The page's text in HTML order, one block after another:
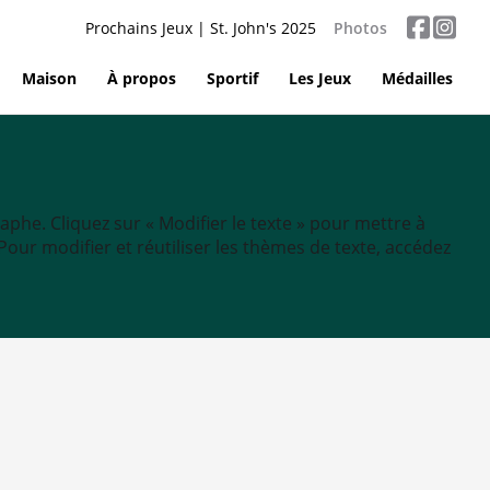
Prochains Jeux | St. John's 2025 Photos
Maison À propos Sportif Les Jeux Médailles
Cliquez sur « Modifier le texte » pour mettre à
modifier et réutiliser les thèmes de texte, accédez